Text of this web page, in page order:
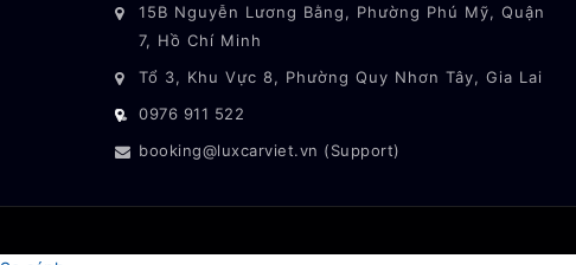
15B Nguyễn Lương Bằng, Phường Phú Mỹ, Quận
7, Hồ Chí Minh
Tổ 3, Khu Vực 8, Phường Quy Nhơn Tây, Gia Lai
0976 911 522
booking@luxcarviet.vn (Support)